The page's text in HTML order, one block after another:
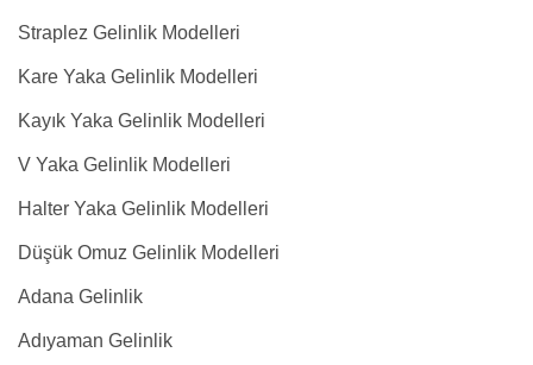
Straplez Gelinlik Modelleri
Kare Yaka Gelinlik Modelleri
Kayık Yaka Gelinlik Modelleri
V Yaka Gelinlik Modelleri
Halter Yaka Gelinlik Modelleri
Düşük Omuz Gelinlik Modelleri
Adana Gelinlik
Adıyaman Gelinlik